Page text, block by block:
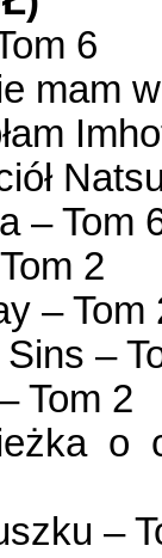
6
mam
– Tom
2
– Tom
–
Tom 2
o
–